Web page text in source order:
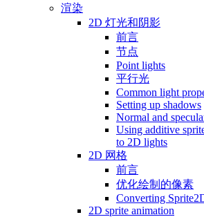
渲染
2D 灯光和阴影
前言
节点
Point lights
平行光
Common light
Setting up shadows
Normal and
Using additive
to 2D lights
2D 网格
前言
优化绘制的像素
Converting
2D sprite animation